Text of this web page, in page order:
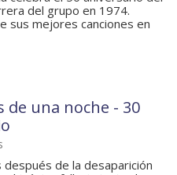
del grupo en 1974.
sus mejores canciones en
de una noche - 30
después de la desaparición